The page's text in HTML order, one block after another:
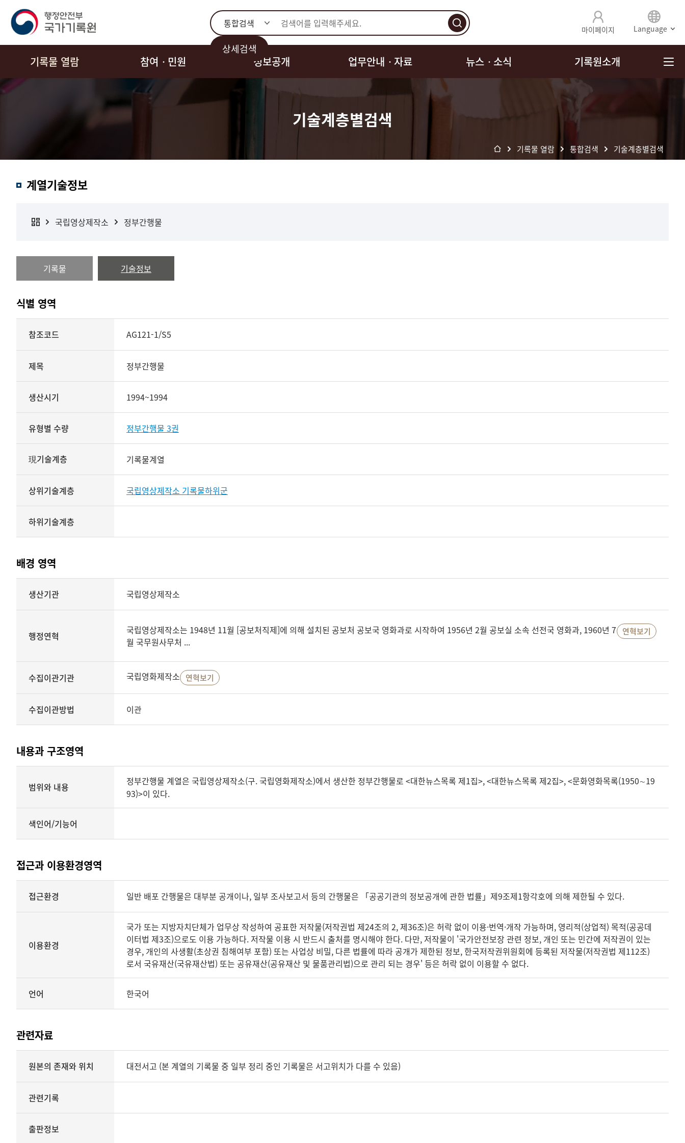
통합검색
상세검색
마이페이지 Language
기록물 열람 참여ㆍ민원 정보공개 업무안내ㆍ자료 뉴스ㆍ소식 기록원소개
기술계층별검색
기록물 열람 통합검색 기술계층별검색
계열기술정보
국립영상제작소 정부간행물
기록물 기술정보
식별 영역
영역참조코드 AG121-1/S5
제목 정부간행물
생산시기 1994~1994
유형별 수량 정부간행물 3권
現기술계층 기록물계열
상위기술계층 국립영상제작소 기록물하위군
하위기술계층
배경 영역
영역생산기관 국립영상제작소
행정연혁
국립영상제작소는 1948년 11월 [공보처직제]에 의해 설치된 공보처 공보국 영화과로 시작하여 1956년 2월 공보실 소속 선전국 영화과, 1960년 7
월 국무원사무처 ...
연혁보기
수집이관기관 국립영화제작소 연혁보기
수집이관방법 이관
내용과 구조영역
구조영역
범위와 내용
정부간행물 계열은 국립영상제작소(구. 국립영화제작소)에서 생산한 정부간행물로 <대한뉴스목록 제1집>, <대한뉴스목록 제2집>, <문화영화목록(1950∼19
93)>이 있다.
색인어/기능어
접근과 이용환경영역
구조영역
접근환경 일반 배포 간행물은 대부분 공개이나, 일부 조사보고서 등의 간행물은 「공공기관의 정보공개에 관한 법률」제9조제1항각호에 의해 제한될 수 있다.
이용환경
국가 또는 지방자치단체가 업무상 작성하여 공표한 저작물(저작권법 제24조의 2, 제36조)은 허락 없이 이용·번역·개작 가능하며, 영리적(상업적) 목적(공공데
이터법 제3조)으로도 이용 가능하다. 저작물 이용 시 반드시 출처를 명시해야 한다. 다만, 저작물이 '국가안전보장 관련 정보, 개인 또는 민간에 저작권이 있는
경우, 개인의 사생활(초상권 침해여부 포함) 또는 사업상 비밀, 다른 법률에 따라 공개가 제한된 정보, 한국저작권위원회에 등록된 저작물(저작권법 제112조)
로서 국유재산(국유재산법) 또는 공유재산(공유재산 및 물품관리법)으로 관리 되는 경우' 등은 허락 없이 이용할 수 없다.
언어 한국어
관련자료
구조영역
원본의 존재와 위치 대전서고 (본 계열의 기록물 중 일부 정리 중인 기록물은 서고위치가 다를 수 있음)
관련기록
출판정보